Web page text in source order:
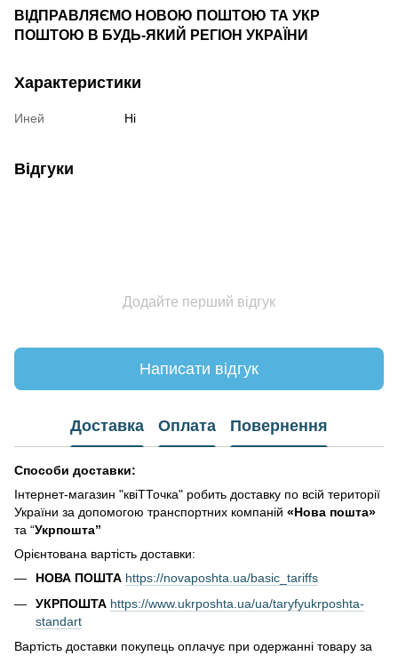
ВІДПРАВЛЯЄМО НОВОЮ ПОШТОЮ ТА УКР
ПОШТОЮ В БУДЬ-ЯКИЙ РЕГІОН УКРАЇНИ
Характеристики
Иней Ні
Відгуки
Додайте перший відгук
Написати відгук
Доставка Оплата Повернення
Способи доставки:
Інтернет-магазин "квіТТочка" робить доставку по всій території
України за допомогою транспортних компаній «Нова пошта»
та “Укрпошта”
Орієнтована вартість доставки:
НОВА ПОШТА https://novaposhta.ua/basic_tariffs
УКРПОШТА https://www.ukrposhta.ua/ua/taryfyukrposhta-
standart
Вартість доставки покупець оплачує при одержанні товару за